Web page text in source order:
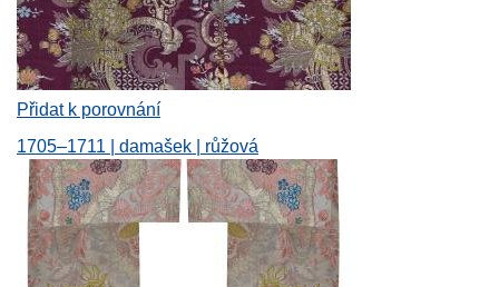
Přidat k porovnání
1705–1711 | damašek | růžová